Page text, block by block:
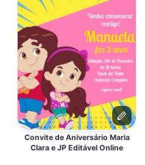
Convite de Aniversário Maria
Clara e JP Editável Online